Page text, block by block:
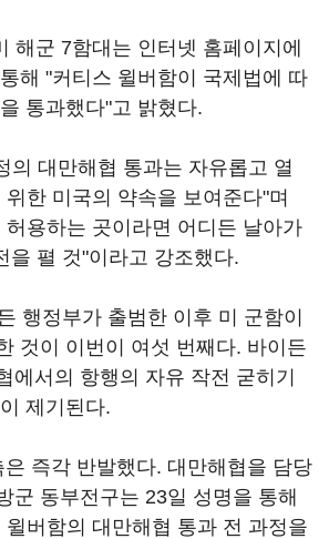
해군 7함대는 인터넷 홈페이지에
해 "커티스 윌버함이 국제법에 따
통과했다"고 밝혔다.
의 대만해협 통과는 자유롭고 열
위한 미국의 약속을 보여준다"며
용하는 곳이라면 어디든 날아가
을 펼 것"이라고 강조했다.
행정부가 출범한 이후 미 군함이
것이 이번이 여섯 번째다. 바이든
에서의 항행의 자유 작전 굳히기
제기된다.
즉각 반발했다. 대만해협을 담당
군 동부전구는 23일 성명을 통해
버함의 대만해협 통과 전 과정을